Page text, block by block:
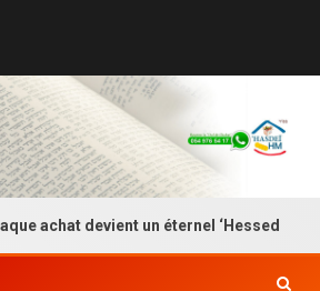
devient un éternel ‘Hessed